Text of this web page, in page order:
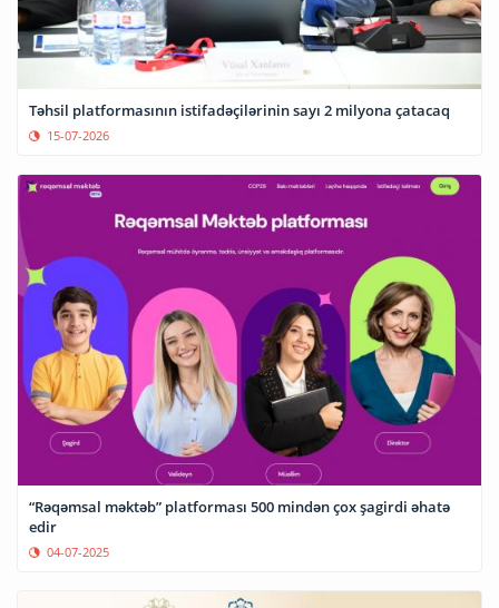
Təhsil platformasının istifadəçilərinin sayı 2 milyona çatacaq
15-07-2026
“Rəqəmsal məktəb” platforması 500 mindən çox şagirdi əhatə
edir
04-07-2025